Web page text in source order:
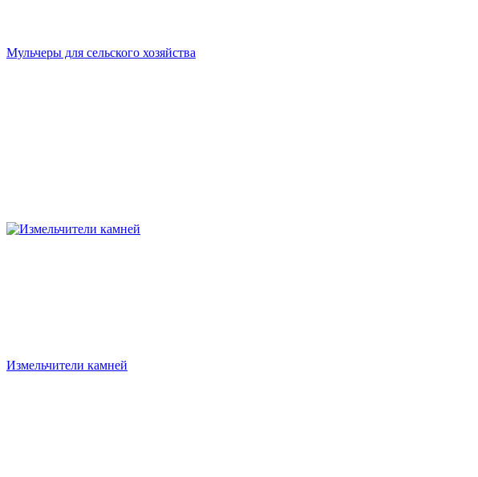
Мульчеры для сельского хозяйства
Измельчители камней